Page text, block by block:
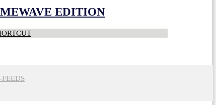
EDITION
FEEDS